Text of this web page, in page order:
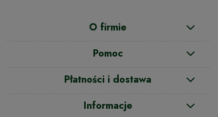
O firmie
Pomoc
Płatności i dostawa
Informacje